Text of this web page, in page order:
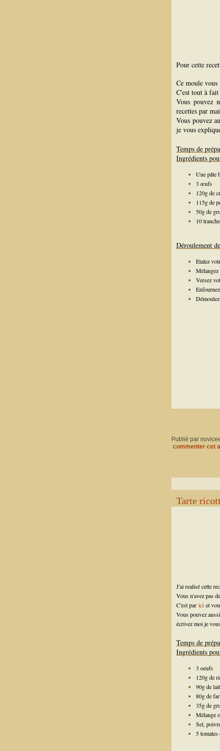
Pour cette
Ce moule vous
C'est tout à
Vous pouvez
recettes par
Vous pouvez
je vous
Temps de
Ingrédients
Une pâte
3 œufs
120g de
115g de
50g de
10
Déroulement
Etalez
Versez
Publié par
commenter cet
Tarte
J'ai realisé cette
Vous n'avez pas
C'est par ici et
Vous pouvez
écrivez moi je
Temps de
Ingrédients
3 oeufs
120g de
90g de lait
80g de
35g de
Mélange
Sel,
5